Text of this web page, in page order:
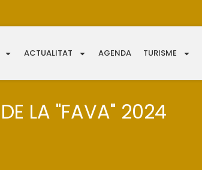
ACTUALITAT AGENDA TURISME
LA "FAVA" 2024